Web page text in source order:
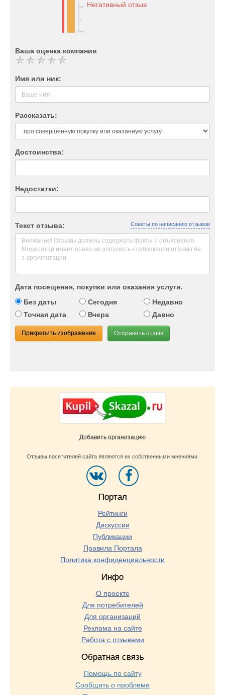
Негативный отзыв
Ваша оценка компании
Имя или ник:
Рассказать:
Достоинства:
Недостатки:
Текст отзыва: Советы по написанию отзывов
Дата посещения, покупки или оказания услуги.
Без даты
Сегодня
Недавно
Точная дата
Вчера Давно
Прикрепить изображение Отправить отзыв
Добавить организацию
Отзывы посетителей сайта являются их собственными мнениями.
Портал
Рейтинги
Дискуссии
Публикации
Правила Портала
Политика конфиденциальности
Инфо
О проекте
Для потребителей
Для организаций
Реклама на сайте
Работа с отзывами
Обратная связь
Помощь по сайту
Сообщить о проблеме